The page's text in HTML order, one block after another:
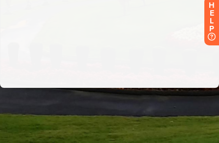
H
E
L
P